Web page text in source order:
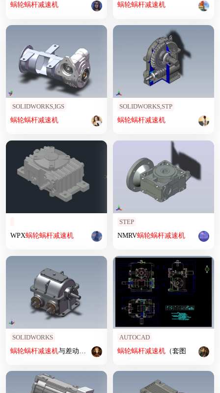
蜗轮蜗杆减速机 蜗轮蜗杆减速机
SOLIDWORKS,IGS
蜗轮蜗杆减速机
SOLIDWORKS,STP
蜗轮蜗杆减速机
WPX蜗轮蜗杆减速机
STEP
NMRV蜗轮蜗杆减速机
SOLIDWORKS
蜗轮蜗杆减速机与差动输入轴 设计 模型
AUTOCAD
蜗轮蜗杆减速机（套图